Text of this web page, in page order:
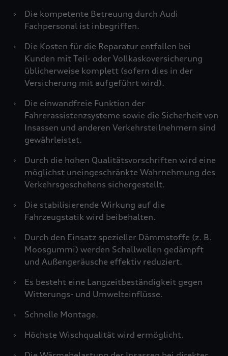
›
Die kompetente Betreuung durch Audi
Fachpersonal ist inbegriffen.
›
Die Kosten für die Reparatur entfallen bei
Kunden mit Teil- oder Vollkaskoversicherung
üblicherweise komplett (sofern dies in der
Versicherung mit aufgeführt wird).
›
Die einwandfreie Funktion der
Fahrerassistenzsysteme sowie die Sicherheit von
Insassen und anderen Verkehrsteilnehmern sind
gewährleistet.
›
Durch die hohen Qualitätsvorschriften wird eine
möglichst uneingeschränkte Wahrnehmung des
Verkehrsgeschehens sichergestellt.
›
Die stabilisierende Wirkung auf die
Fahrzeugstatik wird beibehalten.
›
Durch den Einsatz spezieller Dämmstoffe (z. B.
Moosgummi) werden Schallwellen gedämpft
und Außengeräusche effektiv reduziert.
›
Es besteht eine Langzeitbeständigkeit gegen
Witterungs- und Umwelteinflüsse.
›
Schnelle Montage.
›
Höchste Wischqualität wird ermöglicht.